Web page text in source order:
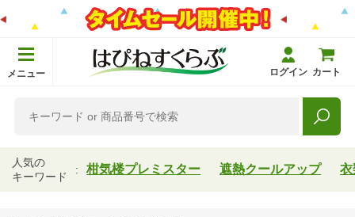
メニュー ログイン カート
人気の
キーワード
柑気楼プレミスター 遮熱クールアップ 衣